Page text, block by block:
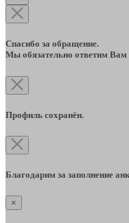
Спасибо за обращение.
Мы обязательно ответим
Профиль сохранён.
Благодарим за заполнение
×